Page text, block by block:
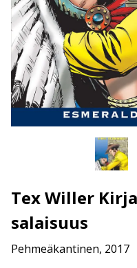
Tex Willer
salaisuus
Pehmeäkantinen, 2017